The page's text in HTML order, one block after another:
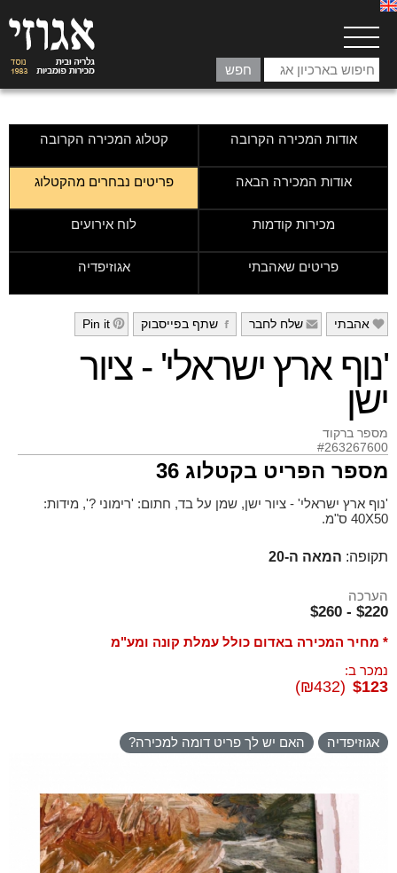
אודות המכירה הקרובה קטלוג המכירה הקרובה
אודות המכירה הבאה פריטים נבחרים מהקטלוג
מכירות קודמות לוח אירועים
פריטים שאהבתי אגוזיפדיה
e אהבתי f שלח לחבר g שתף בפייסבוק h
Pin it
'נוף ארץ ישראלי' - ציור
ישן
מספר ברקוד
#263267600
מספר הפריט בקטלוג 36
'נוף ארץ ישראלי' - ציור ישן, שמן על בד, חתום: 'רימוני ?', מידות:
40X50 ס"מ.
תקופה: המאה ה-20
הערכה
$220 - $260
* מחיר המכירה באדום כולל עמלת קונה ומע"מ
נמכר ב:
$123
(₪432)
אגוזיפדיה האם יש לך פריט דומה למכירה?